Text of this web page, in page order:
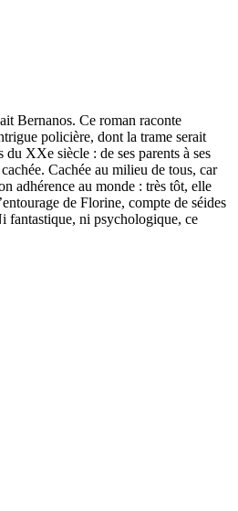
Bernanos. Ce roman raconte
policière, dont la trame serait
XXe siècle : de ses parents à ses
Cachée au milieu de tous, car
adhérence au monde : très tôt, elle
de Florine, compte de séides
fantastique, ni psychologique, ce